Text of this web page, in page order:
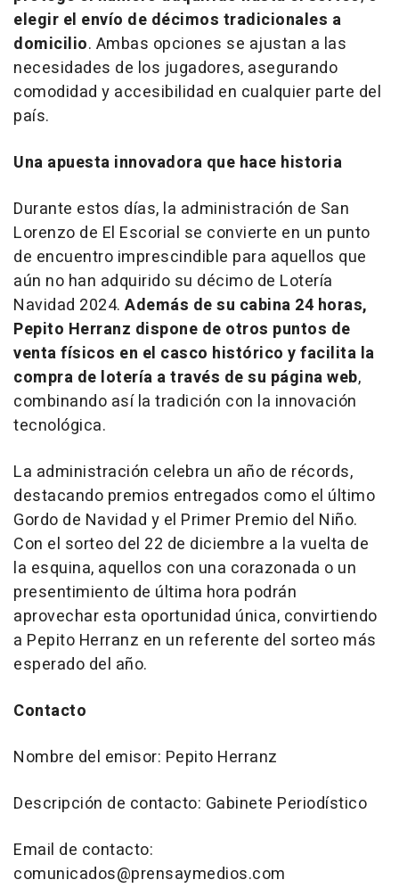
elegir el envío de décimos tradicionales a
domicilio. Ambas opciones se ajustan a las
necesidades de los jugadores, asegurando
comodidad y accesibilidad en cualquier parte del
país.
Una apuesta innovadora que hace historia
Durante estos días, la administración de San
Lorenzo de El Escorial se convierte en un punto
de encuentro imprescindible para aquellos que
aún no han adquirido su décimo de Lotería
Navidad 2024. Además de su cabina 24 horas,
Pepito Herranz dispone de otros puntos de
venta físicos en el casco histórico y facilita la
compra de lotería a través de su página web,
combinando así la tradición con la innovación
tecnológica.
La administración celebra un año de récords,
destacando premios entregados como el último
Gordo de Navidad y el Primer Premio del Niño.
Con el sorteo del 22 de diciembre a la vuelta de
la esquina, aquellos con una corazonada o un
presentimiento de última hora podrán
aprovechar esta oportunidad única, convirtiendo
a Pepito Herranz en un referente del sorteo más
esperado del año.
Contacto
Nombre del emisor: Pepito Herranz
Descripción de contacto: Gabinete Periodístico
Email de contacto:
comunicados@prensaymedios.com